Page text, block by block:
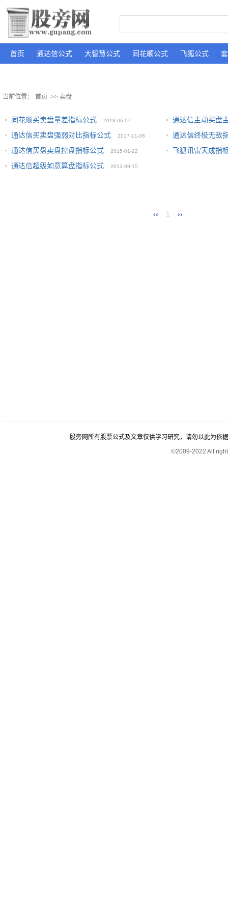
首页 通达信公式 大智慧公式 同花顺公式 飞狐公式
当前位置： 首页 >> 卖盘
同花顺买卖盘量差指标公式 2018-06-07 通达信主动买盘
09
通达信买卖盘强弱对比指标公式 2017-11-06
通达信终极无敌
通达信买盘卖盘控盘指标公式
2015-01-22
飞狐讯雷天成指
通达信超级如意算盘指标公式
2013-09-15
‹‹ 1 ››
股旁网所有股票公式及文章仅供学习研究，请勿以此为依
©2009-2022 All